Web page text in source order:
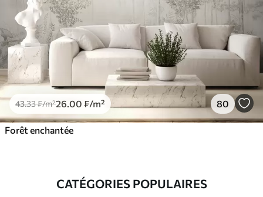
43.33₣/m²26 .00 ₣/m² 80
Forêt enchantée
CATÉGORIES POPULAIRES